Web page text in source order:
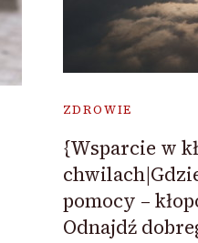
ZDROWIE
{Wsparcie w
pomocy –
Odnajdź